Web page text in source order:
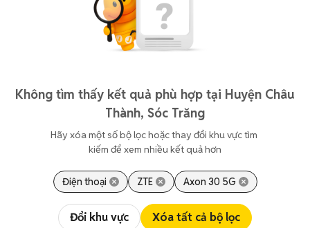
Không tìm thấy kết quả phù hợp tại Huyện Châu
Thành, Sóc Trăng
Hãy xóa một số bộ lọc hoặc thay đổi khu vực tìm
kiếm để xem nhiều kết quả hơn
Điện thoại ZTE Axon 30 5G
Đổi khu vực Xóa tất cả bộ lọc